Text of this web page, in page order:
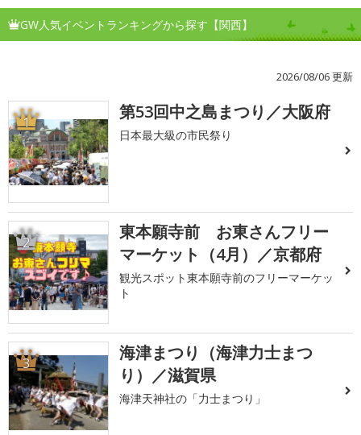
GW人気イベントランキングから探す【関西】
2026/08/06 更新
1 第53回中之島まつり／大阪府
日本最大級の市民祭り
2
東本願寺前 お東さんフリー
マーケット（4月）／京都府
観光スポット東本願寺前のフリーマーケッ
ト
3
海津まつり（海津力士まつ
り）／滋賀県
海津天神社の「力士まつり」